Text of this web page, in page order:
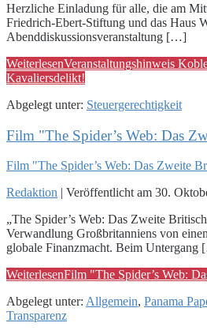
Herzliche Einladung für alle, die am
Friedrich-Ebert-Stiftung und das Haus
Abenddiskussionsveranstaltung […]
WeiterlesenVeranstaltungshinweis
Kavaliersdelikt!
Abgelegt unter: Steuergerechtigkeit
Film "The Spider’s Web: Das
Film "The Spider’s Web: Das Zweite
Redaktion | Veröffentlicht am 30.
„The Spider’s Web: Das Zweite
Verwandlung Großbritanniens von
globale Finanzmacht. Beim
WeiterlesenFilm "The Spider’s Web:
Abgelegt unter: Allgemein, Panama
Transparenz